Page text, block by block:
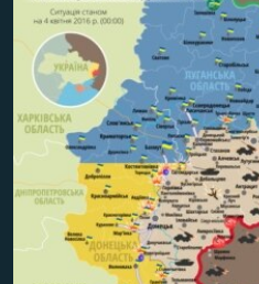
СПЕЦПРОЄКТИ
ПОДКАСТИ
КРИМ РЕАЛІЇ
УКР
КТАТ